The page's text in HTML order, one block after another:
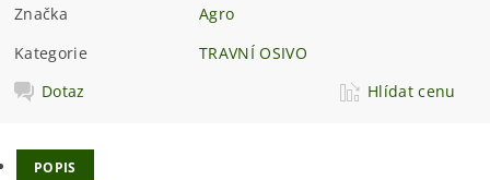
Značka
Agro
Kategorie
TRAVNÍ OSIVO
Dotaz
Hlídat cenu
POPIS